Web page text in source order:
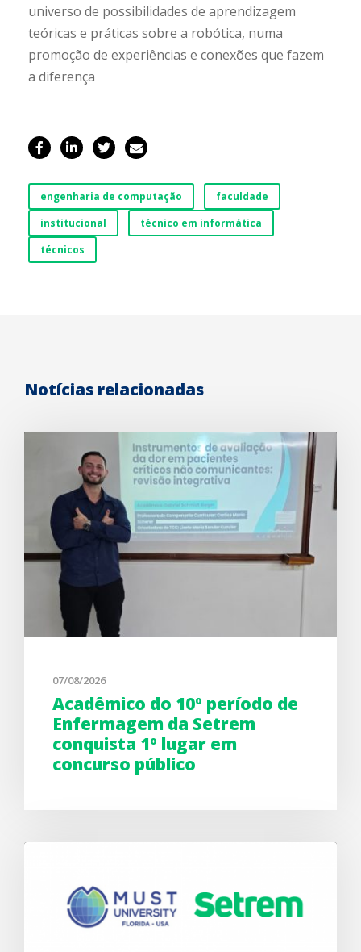
universo de possibilidades de aprendizagem
teóricas e práticas sobre a robótica, numa
promoção de experiências e conexões que fazem
a diferença
engenharia de computação
faculdade
institucional
técnico em informática
técnicos
Notícias relacionadas
07/08/2026
Acadêmico do 10º período de
Enfermagem da Setrem
conquista 1º lugar em
concurso público